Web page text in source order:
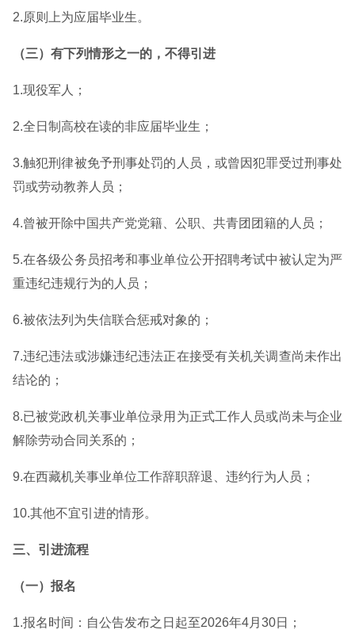
2.原则上为应届毕业生。
（三）有下列情形之一的，不得引进
1.现役军人；
2.全日制高校在读的非应届毕业生；
3.触犯刑律被免予刑事处罚的人员，或曾因犯罪受过刑事处
罚或劳动教养人员；
4.曾被开除中国共产党党籍、公职、共青团团籍的人员；
5.在各级公务员招考和事业单位公开招聘考试中被认定为严
重违纪违规行为的人员；
6.被依法列为失信联合惩戒对象的；
7.违纪违法或涉嫌违纪违法正在接受有关机关调查尚未作出
结论的；
8.已被党政机关事业单位录用为正式工作人员或尚未与企业
解除劳动合同关系的；
9.在西藏机关事业单位工作辞职辞退、违约行为人员；
10.其他不宜引进的情形。
三、引进流程
（一）报名
1.报名时间：自公告发布之日起至2026年4月30日；